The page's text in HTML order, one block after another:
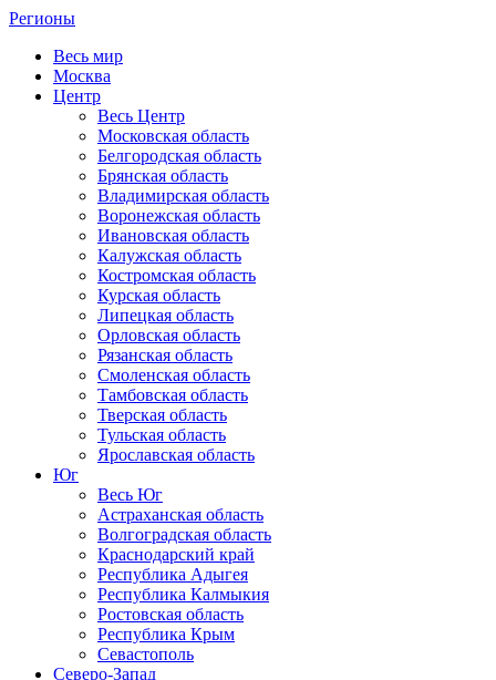
Регионы
Весь мир
Москва
Центр
Весь Центр
Московская область
Белгородская область
Брянская область
Владимирская область
Воронежская область
Ивановская область
Калужская область
Костромская область
Курская область
Липецкая область
Орловская область
Рязанская область
Смоленская область
Тамбовская область
Тверская область
Тульская область
Ярославская область
Юг
Весь Юг
Астраханская область
Волгоградская область
Краснодарский край
Республика Адыгея
Республика Калмыкия
Ростовская область
Республика Крым
Севастополь
Северо-Запад